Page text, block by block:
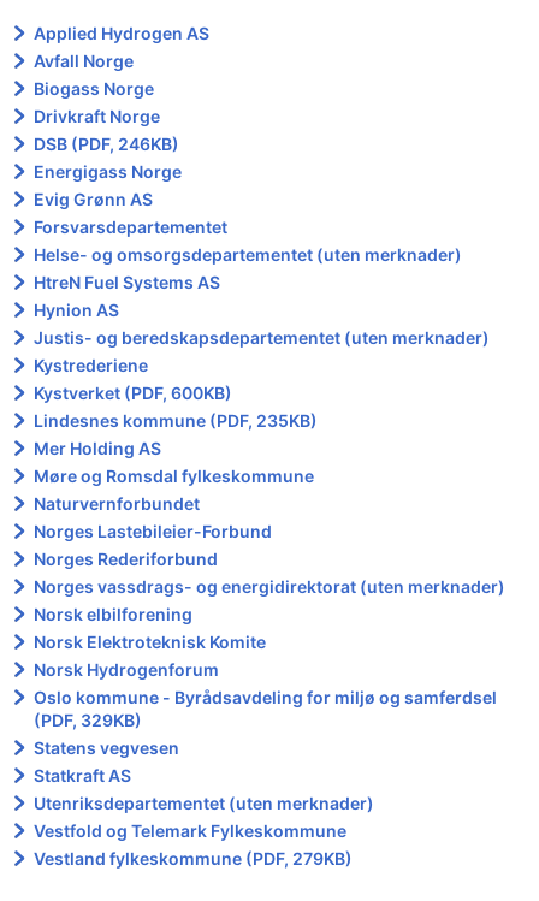
Applied Hydrogen AS
Avfall Norge
Biogass Norge
Drivkraft Norge
DSB (PDF, 246KB)
Energigass Norge
Evig Grønn AS
Forsvarsdepartementet
Helse- og omsorgsdepartementet (uten merknader)
HtreN Fuel Systems AS
Hynion AS
Justis- og beredskapsdepartementet (uten merknader)
Kystrederiene
Kystverket (PDF, 600KB)
Lindesnes kommune (PDF, 235KB)
Mer Holding AS
Møre og Romsdal fylkeskommune
Naturvernforbundet
Norges Lastebileier-Forbund
Norges Rederiforbund
Norges vassdrags- og energidirektorat (uten merknader)
Norsk elbilforening
Norsk Elektroteknisk Komite
Norsk Hydrogenforum
Oslo kommune - Byrådsavdeling for miljø og samferdsel
(PDF, 329KB)
Statens vegvesen
Statkraft AS
Utenriksdepartementet (uten merknader)
Vestfold og Telemark Fylkeskommune
Vestland fylkeskommune (PDF, 279KB)